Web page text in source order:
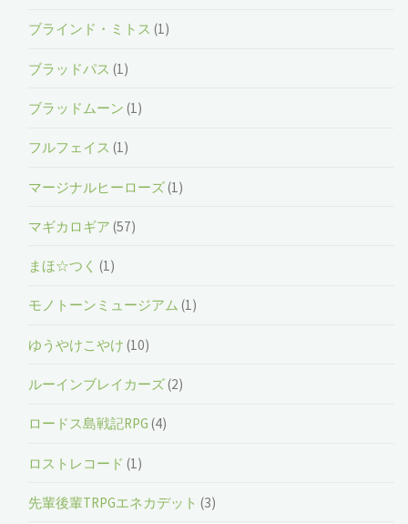
ブラインド・ミトス (1)
ブラッドパス (1)
ブラッドムーン (1)
フルフェイス (1)
マージナルヒーローズ(1)
マギカロギア (57)
まほ☆つく (1)
モノトーンミュージアム (1)
ゆうやけこやけ (10)
ルーインブレイカーズ(2)
ロードス島戦記RPG (4)
ロストレコード (1)
先輩後輩TRPGエネカデット (3)